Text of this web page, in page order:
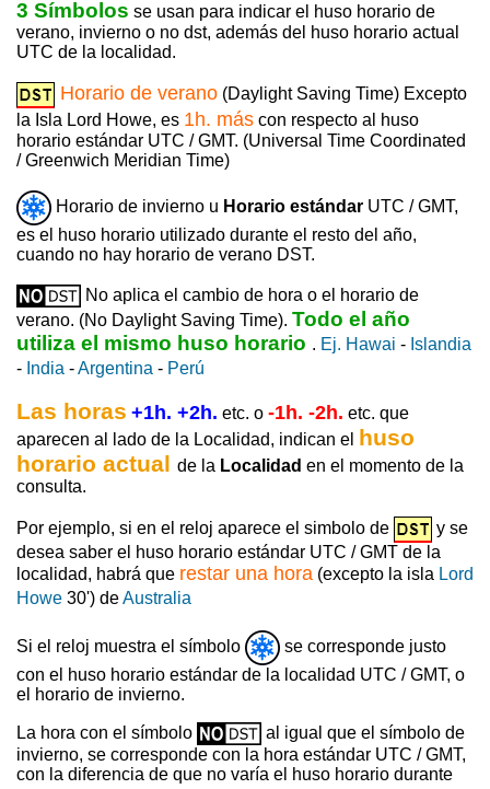
3 Símbolos se usan para indicar el huso horario de
verano, invierno o no dst, además del huso horario actual
UTC de la localidad.
Horario de verano (Daylight Saving Time) Excepto
la Isla Lord Howe, es 1h. más con respecto al huso
horario estándar UTC / GMT. (Universal Time Coordinated
/ Greenwich Meridian Time)
Horario de invierno u Horario estándar UTC / GMT,
es el huso horario utilizado durante el resto del año,
cuando no hay horario de verano DST.
No aplica el cambio de hora o el horario de
verano. (No Daylight Saving Time). Todo el año
utiliza el mismo huso horario . Ej. Hawai - Islandia
- India -Argentina - Perú
Las horas +1h. +2h. etc. o -1h. -2h. etc. que
aparecen al lado de la Localidad, indican el huso
horario actual de la Localidad en el momento de la
consulta.
Por ejemplo, si en el reloj aparece el simbolo de
y se
desea saber el huso horario estándar UTC / GMT de la
localidad, habrá que restar una hora (excepto la isla Lord
Howe 30') deAustralia
Si el reloj muestra el símbolo
se corresponde justo
con el huso horario estándar de la localidad UTC / GMT, o
el horario de invierno.
La hora con el símbolo
al igual que el símbolo de
invierno, se corresponde con la hora estándar UTC / GMT,
con la diferencia de que no varía el huso horario durante